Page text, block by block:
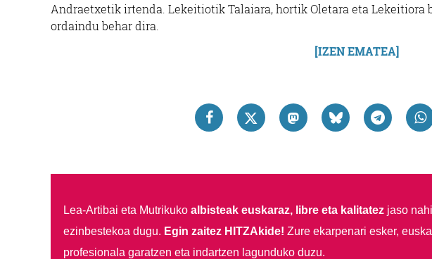
Andraetxetik irtenda. Lekeitiotik Talaiara, hortik Oletara eta Lekeitiora
ordaindu behar dira.
[IZEN EMATEA]
Lea-Artibai eta Mutrikuko albisteak euskaraz, libre eta kalitatezjaso
ezinbestekoa dugu. Egin zaitez HITZAkide! Zure ekarpenari esker,
profesionala garatzen eta indartzen lagunduko duzu.